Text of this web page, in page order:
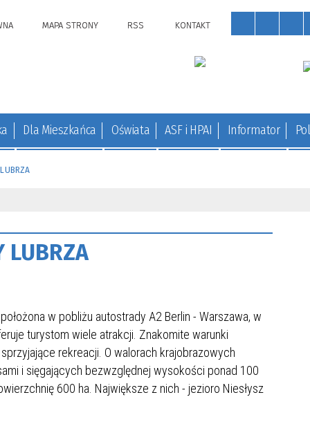
MAPA STRONY RSS KONTAKT
Dla Mieszkańca Oświata ASF i HPAI Informator
LUBRZA
w pobliżu autostrady A2 Berlin - Warszawa, w
turystom wiele atrakcji. Znakomite warunki
rekreacji. O walorach krajobrazowych
i sięgających bezwzględnej wysokości ponad 100
600 ha. Największe z nich - jezioro Niesłysz